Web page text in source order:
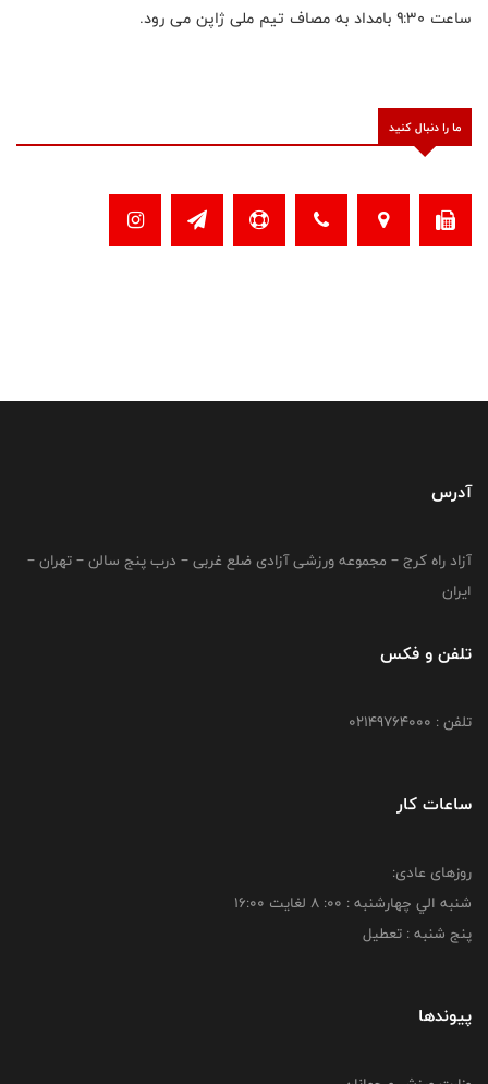
ساعت ۹:۳۰ بامداد به مصاف تیم ملی ژاپن می رود.
ما را دنبال کنید
آدرس
آزاد راه کرج – مجموعه ورزشی آزادی ضلع غربی – درب پنج سالن – تهران –
ایران
تلفن و فکس
تلفن : 02149764000
ساعات کار
روزهای عادی:
شنبه الي چهارشنبه : 00: 8 لغايت 16:00
پنج شنبه : تعطیل
پیوندها